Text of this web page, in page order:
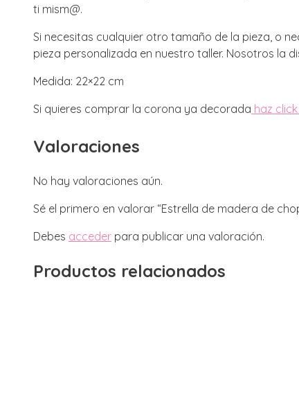
ti mism@.
Si necesitas cualquier otro tamaño de la pieza, o
pieza personalizada en nuestro taller. Nosotros la
Medida: 22×22 cm
Si quieres comprar la corona ya decorada haz
Valoraciones
No hay valoraciones aún.
Sé el primero en valorar “Estrella de madera de
Debes acceder para publicar una valoración.
Productos relacionados